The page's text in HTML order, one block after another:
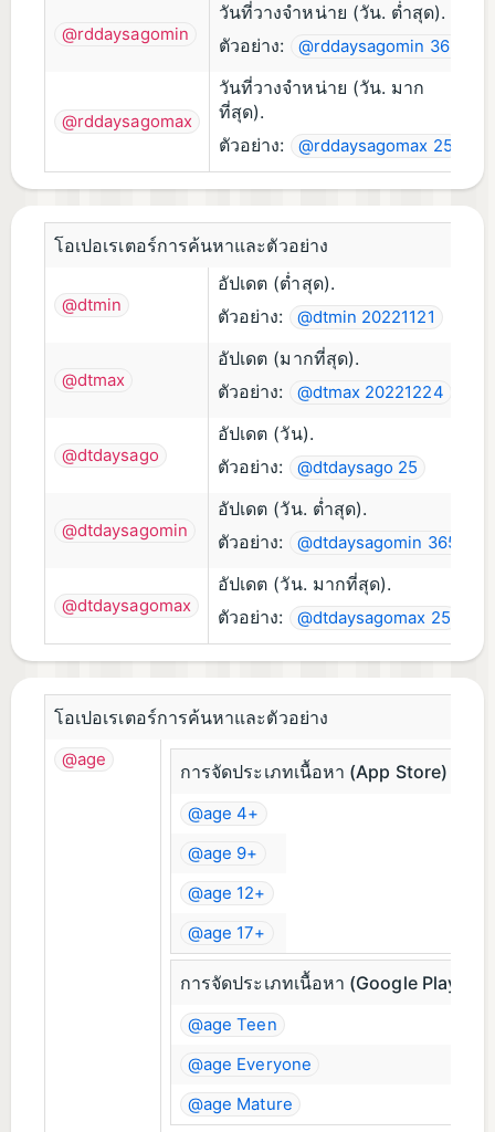
@rddaysagomin
วันที่วางจำหน่าย (วัน. ต่ำสุด).
ตัวอย่าง:
@rddaysagomin 365
@rddaysagomax
วันที่วางจำหน่าย (วัน. มาก
ที่สุด).
ตัวอย่าง:
@rddaysagomax 25
โอเปอเรเตอร์การค้นหาและตัวอย่าง
@dtmin
อัปเดต (ต่ำสุด).
ตัวอย่าง:
@dtmin 20221121
@dtmax
อัปเดต (มากที่สุด).
ตัวอย่าง:
@dtmax 20221224
@dtdaysago
อัปเดต (วัน).
ตัวอย่าง:
@dtdaysago 25
@dtdaysagomin
อัปเดต (วัน. ต่ำสุด).
ตัวอย่าง:
@dtdaysagomin 365
@dtdaysagomax
อัปเดต (วัน. มากที่สุด).
ตัวอย่าง:
@dtdaysagomax 25
โอเปอเรเตอร์การค้นหาและตัวอย่าง
@age
การจัดประเภทเนื้อหา (App Store)
@age 4+
@age 9+
@age 12+
@age 17+
การจัดประเภทเนื้อหา (Google Play,
@age Teen
@age Everyone
@age Mature